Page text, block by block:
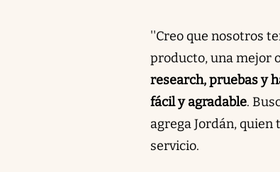
''Creo que nosotros
producto, una mejor
research, pruebas y
fácil y agradable.
agrega Jordán, quien
servicio.